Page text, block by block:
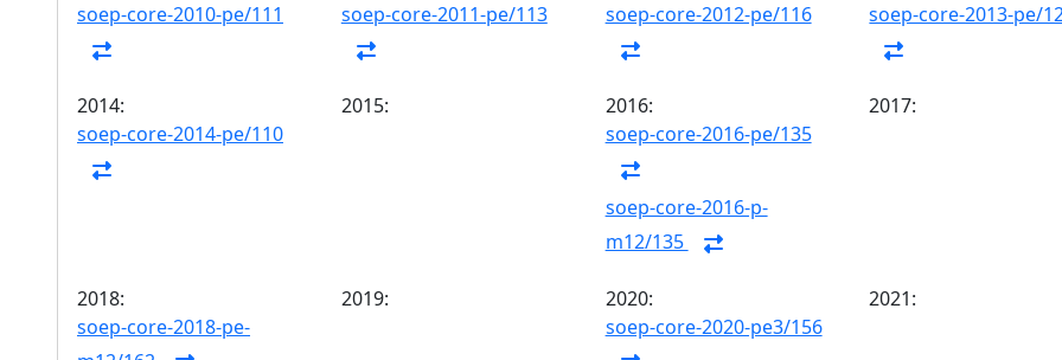
soep-core-2010-pe/111
soep-core-2011-pe/113
soep-core-2012-pe/116
soep-core-2013-pe/
2014:
soep-core-2014-pe/110
2015:
2016:
soep-core-2016-pe/135
soep-core-2016-p-
m12/135
2017:
2018:
soep-core-2018-pe-
2019:
2020:
soep-core-2020-pe3/156
2021: